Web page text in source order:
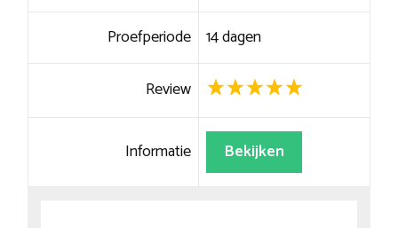
Proefperiode 14 dagen
Review
Informatie Bekijken